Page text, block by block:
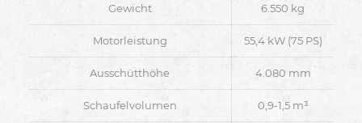
Gewicht 6.550 kg
Motorleistung 55,4 kW (75 PS)
Ausschütthöhe 4.080 mm
Schaufelvolumen 0,9-1,5 m³